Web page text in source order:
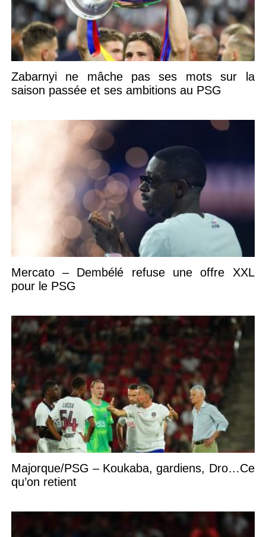
Zabarnyi ne mâche pas ses mots sur la
saison passée et ses ambitions au PSG
Mercato – Dembélé refuse une offre XXL
pour le PSG
Majorque/PSG – Koukaba, gardiens, Dro…Ce
qu’on retient